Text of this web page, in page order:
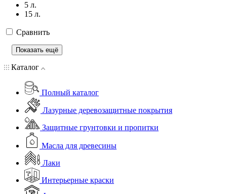
5 л.
15 л.
Сравнить
Показать ещё
Каталог
Полный каталог
Лазурные деревозащитные покрытия
Защитные грунтовки и пропитки
Масла для древесины
Лаки
Интерьерные краски